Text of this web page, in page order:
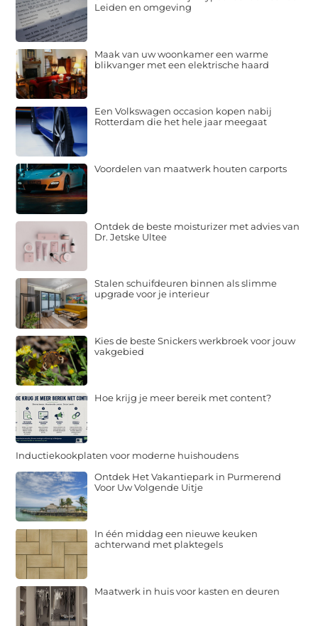
Leiden en omgeving
Maak van uw woonkamer een warme
blikvanger met een elektrische haard
Een Volkswagen occasion kopen nabij
Rotterdam die het hele jaar meegaat
Voordelen van maatwerk houten carports
Ontdek de beste moisturizer met advies van
Dr. Jetske Ultee
Stalen schuifdeuren binnen als slimme
upgrade voor je interieur
Kies de beste Snickers werkbroek voor jouw
vakgebied
Hoe krijg je meer bereik met content?
Inductiekookplaten voor moderne huishoudens
Ontdek Het Vakantiepark in Purmerend
Voor Uw Volgende Uitje
In één middag een nieuwe keuken
achterwand met plaktegels
Maatwerk in huis voor kasten en deuren